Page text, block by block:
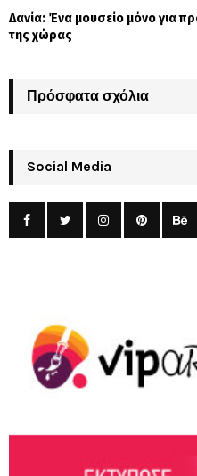
Δανία: Ένα μουσείο μόνο για
της χώρας
Πρόσφατα σχόλια
Social Media